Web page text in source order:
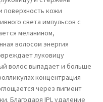
поверхность кожи
света импульсов с
меланином,
волосом энергия
луковицу
волос выпадает и больше
концентрация
через пигмент
Благодаря IPL удаление